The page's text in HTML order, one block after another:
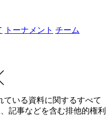
トーナメント チーム
ている資料に関するすべて
記事などを含む排他的権利